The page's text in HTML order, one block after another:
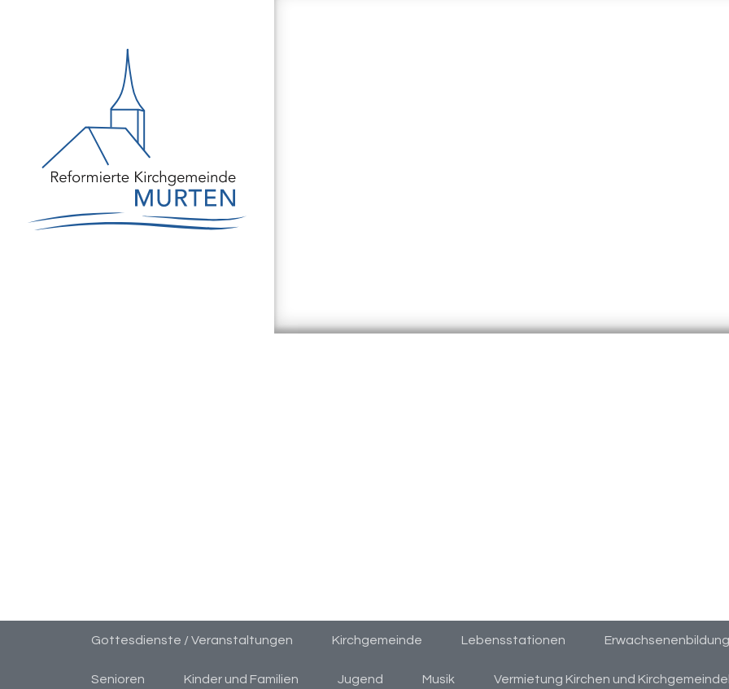
Gottesdienste / Veranstaltungen Kirchgemeinde Lebensstationen
Senioren Kinder und Familien Jugend Musik Vermietung Kirchen und